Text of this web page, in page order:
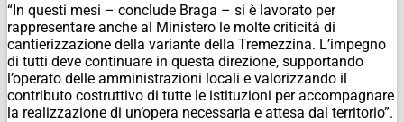
“In questi mesi – conclude Braga – si è lavorato per
rappresentare anche al Ministero le molte criticità di
cantierizzazione della variante della Tremezzina. L’impegno
di tutti deve continuare in questa direzione, supportando
l’operato delle amministrazioni locali e valorizzando il
contributo costruttivo di tutte le istituzioni per accompagnare
la realizzazione di un’opera necessaria e attesa dal territorio”.